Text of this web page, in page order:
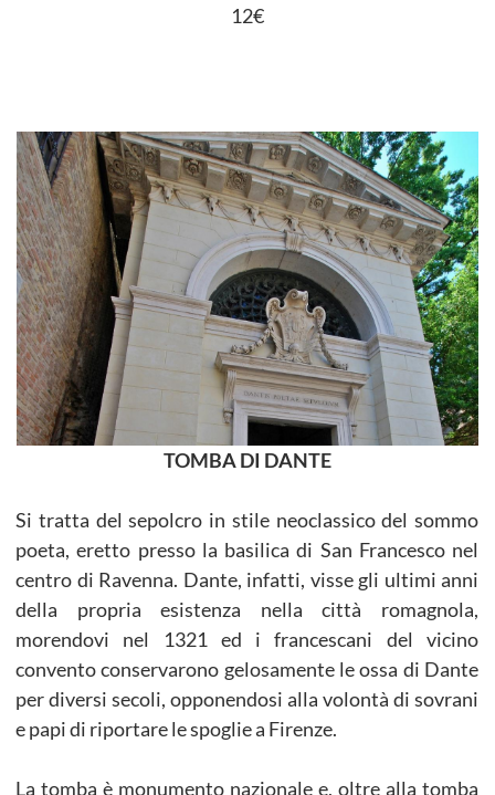
12€
TOMBA DI DANTE
Si tratta del sepolcro in stile neoclassico del sommo
poeta, eretto presso la basilica di San Francesco nel
centro di Ravenna. Dante, infatti, visse gli ultimi anni
della propria esistenza nella città romagnola,
morendovi nel 1321 ed i francescani del vicino
convento conservarono gelosamente le ossa di Dante
per diversi secoli, opponendosi alla volontà di sovrani
e papi di riportare le spoglie a Firenze.
La tomba è monumento nazionale e, oltre alla tomba